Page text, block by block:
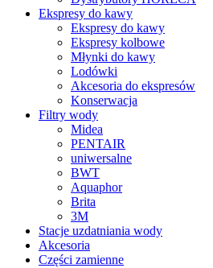
Ekspresy do kawy
Ekspresy do kawy
Ekspresy kolbowe
Młynki do kawy
Lodówki
Akcesoria do ekspresów
Konserwacja
Filtry wody
Midea
PENTAIR
uniwersalne
BWT
Aquaphor
Brita
3M
Stacje uzdatniania wody
Akcesoria
Części zamienne